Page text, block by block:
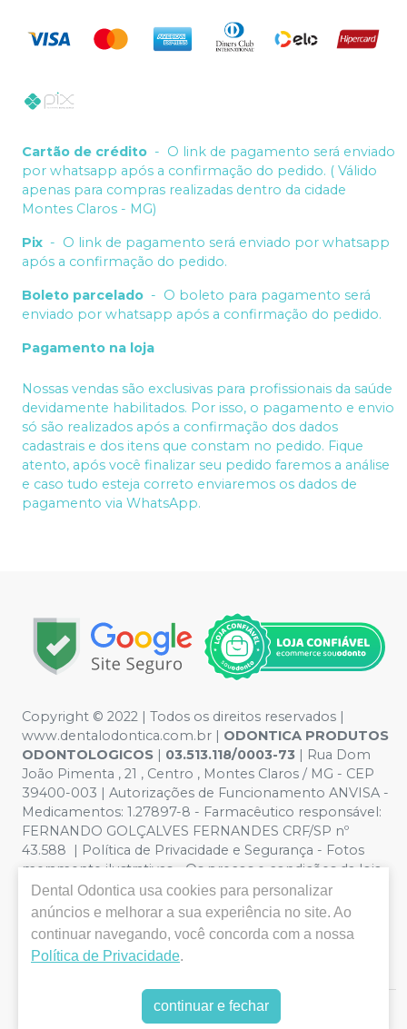
Cartão de crédito - O link de pagamento será enviado
por whatsapp após a confirmação do pedido. ( Válido
apenas para compras realizadas dentro da cidade
Montes Claros - MG)
Pix - O link de pagamento será enviado por whatsapp
após a confirmação do pedido.
Boleto parcelado - O boleto para pagamento será
enviado por whatsapp após a confirmação do pedido.
Pagamento na loja
Nossas vendas são exclusivas para profissionais da saúde
devidamente habilitados. Por isso, o pagamento e envio
só são realizados após a confirmação dos dados
cadastrais e dos itens que constam no pedido. Fique
atento, após você finalizar seu pedido faremos a análise
e caso tudo esteja correto enviaremos os dados de
pagamento via WhatsApp.
Copyright © 2022 | Todos os direitos reservados |
www.dentalodontica.com.br | ODONTICA PRODUTOS
ODONTOLOGICOS | 03.513.118/0003-73 | Rua Dom
João Pimenta , 21 , Centro , Montes Claros / MG - CEP
39400-003 | Autorizações de Funcionamento ANVISA -
Medicamentos: 1.27897-8 - Farmacêutico responsável:
FERNANDO GOLÇALVES FERNANDES CRF/SP nº
43.588 | Política de Privacidade e Segurança - Fotos
meramente ilustrativas - Os preços e condições da loja
virtual estão sujeitos a alterações. Em caso de
divergência de preços no site, o valor válido é o do
Carrinho de Compra. Não vendemos por atacado, por
isso nos reservamos o direito de não atender compras
de grandes volumes pelo site.
E-commerce produzido por Sou Odonto Ecommerce
Dental Odontica usa cookies para personalizar
anúncios e melhorar a sua experiência no site. Ao
continuar navegando, você concorda com a nossa
Política de Privacidade.
continuar e fechar